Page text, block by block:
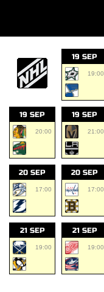
19 SEP
19:00
19 SEP
20:00
19 SEP
21:00
20 SEP
17:00
20 SEP
17:00
21 SEP
19:00
21 SEP
19:00